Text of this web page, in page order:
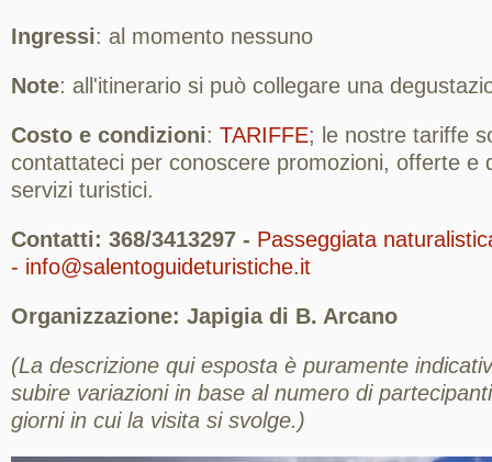
Ingressi: al momento nessuno
Note: all'itinerario si può collegare una
Costo e condizioni: TARIFFE; le nostre tariffe
contattateci per conoscere promozioni, offerte e
servizi turistici.
Contatti: 368/3413297 - Passeggiata
- info@salentoguideturistiche.it
Organizzazione: Japigia di B. Arcano
(La descrizione qui esposta è puramente
subire variazioni in base al numero di
giorni in cui la visita si svolge.)